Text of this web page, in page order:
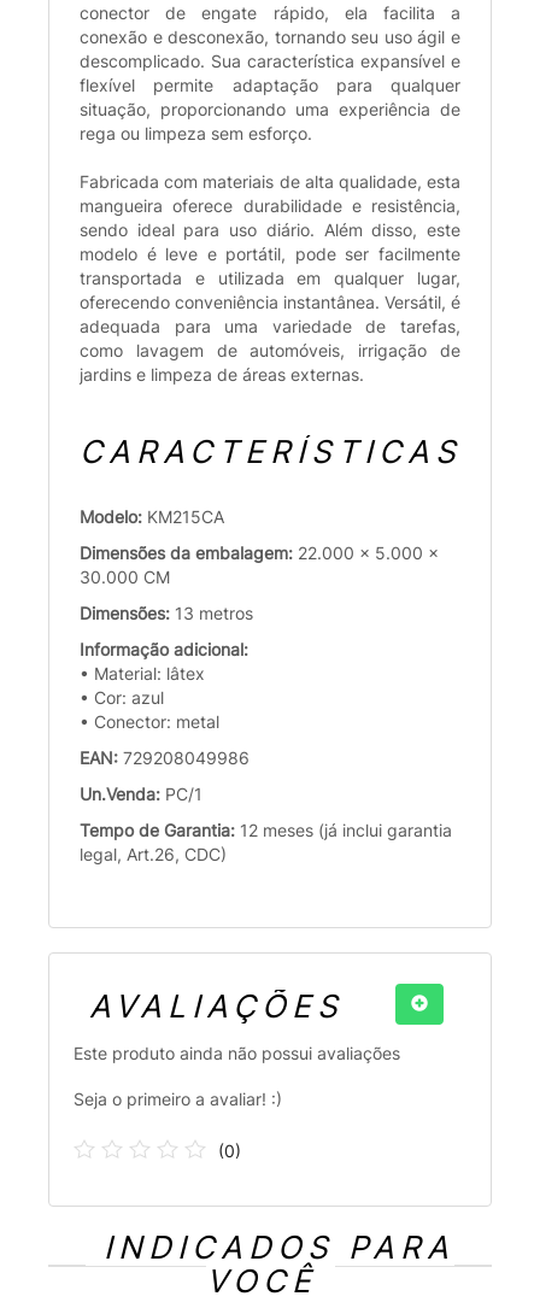
conector de engate rápido, ela facilita a
conexão e desconexão, tornando seu uso ágil e
descomplicado. Sua característica expansível e
flexível permite adaptação para qualquer
situação, proporcionando uma experiência de
rega ou limpeza sem esforço.
Fabricada com materiais de alta qualidade, esta
mangueira oferece durabilidade e resistência,
sendo ideal para uso diário. Além disso, este
modelo é leve e portátil, pode ser facilmente
transportada e utilizada em qualquer lugar,
oferecendo conveniência instantânea. Versátil, é
adequada para uma variedade de tarefas,
como lavagem de automóveis, irrigação de
jardins e limpeza de áreas externas.
CARACTERÍSTICAS
Modelo: KM215CA
Dimensões da embalagem: 22.000 x 5.000 x
30.000 CM
Dimensões: 13 metros
Informação adicional:
• Material: lâtex
• Cor: azul
• Conector: metal
EAN: 729208049986
Un.Venda: PC/1
Tempo de Garantia: 12 meses (já inclui garantia
legal, Art.26, CDC)
AVALIAÇÕES
Este produto ainda não possui avaliações
Seja o primeiro a avaliar! :)
(0)
INDICADOS PARA
VOCÊ